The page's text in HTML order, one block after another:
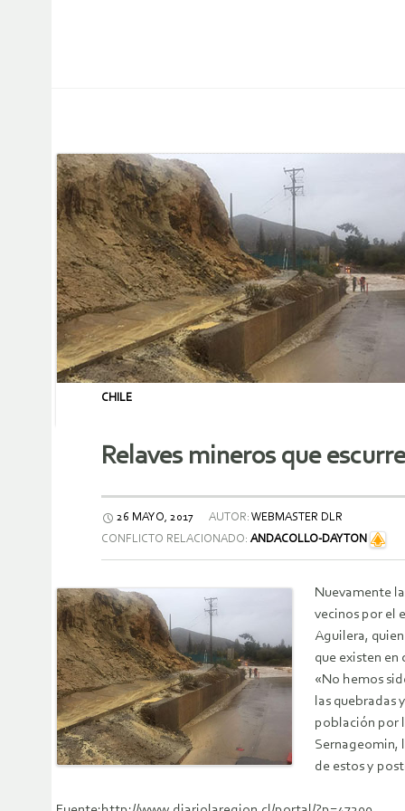
CHILE
Relaves mineros que
26 MAYO, 2017 AUTOR: WEBMASTER DLR
CONFLICTO RELACIONADO: ANDACOLLO-DAYTON
Nuevamente
vecinos por el
Aguilera,
que existen en
«No hemos
las
población por
Sernageomin,
de estos y